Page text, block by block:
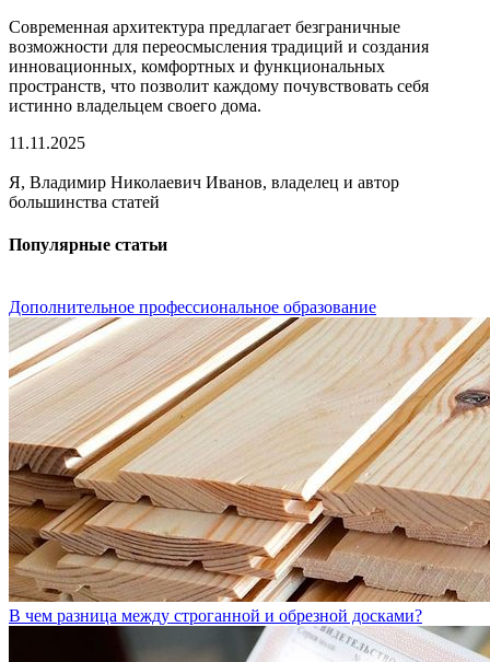
Современная архитектура предлагает безграничные
возможности для переосмысления традиций и создания
инновационных, комфортных и функциональных
пространств, что позволит каждому почувствовать себя
истинно владельцем своего дома.
11.11.2025
Я, Владимир Николаевич Иванов, владелец и автор
большинства статей
Популярные статьи
Дополнительное профессиональное образование
В чем разница между строганной и обрезной досками?